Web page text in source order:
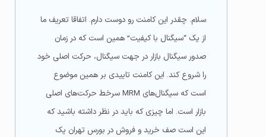
سلام. چقدر این کامنت رو دوست دارم. اتفاقا تعریف ما
از یک “سیگنال با کیفیت” همین است که در زمان
صدور سیگنال بازار در جهت سیگنال، حرکت اصلی خود
را شروع کند. این کامنت تاییدی بر همین موضوع
است که سیگنال‌های MRM سرخط حرکت‌های اصلی
بازار است. اما چیزی که باید در نظر داشته باشید که
این است صف خرید و فروش در بورس تهران یک